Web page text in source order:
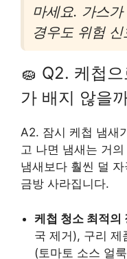
마세요. 가스
경우도 위험 신
🧽 Q2. 케첩
가 배지 않을
A2. 잠시 케첩 냄새
고 나면 냄새는 거
냄새보다 훨씬 덜
금방 사라집니다.
케첩 청소 최적의
국 제거), 구리 제
(토마토 소스 얼